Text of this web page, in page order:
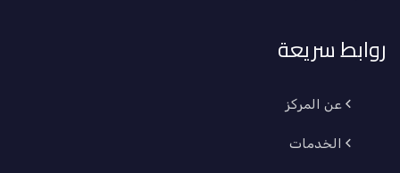
روابط سريعة
عن المركز
الخدمات